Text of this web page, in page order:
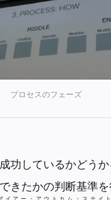
プロセスのフェーズ
功しているかどう
きたかの判断基準